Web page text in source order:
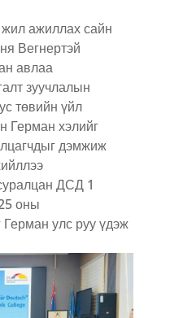
ажиллах сайн
Вегнертэй
авлаа
зуучлалын
төвийн үйл
Герман хэлийг
дэмжиж
ДСД 1
оны
Герман улс руу үдэж